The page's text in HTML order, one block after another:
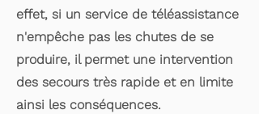
effet, si un service de téléassistance
n'empêche pas les chutes de se
produire, il permet une intervention
des secours très rapide et en limite
ainsi les conséquences.